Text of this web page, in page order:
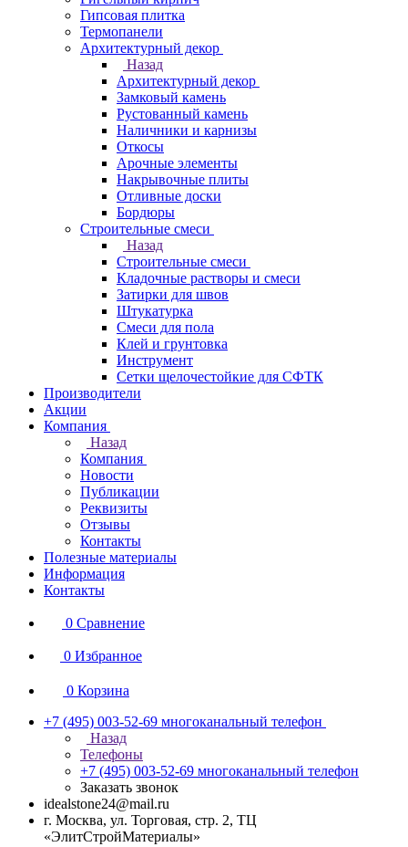
Гипсовая плитка
Термопанели
Архитектурный декор
Назад
Архитектурный декор
Замковый камень
Рустованный камень
Наличники и карнизы
Откосы
Арочные элементы
Накрывочные плиты
Отливные доски
Бордюры
Строительные смеси
Назад
Строительные смеси
Кладочные растворы и смеси
Затирки для швов
Штукатурка
Смеси для пола
Клей и грунтовка
Инструмент
Сетки щелочестойкие для СФТК
Производители
Акции
Компания
Назад
Компания
Новости
Публикации
Реквизиты
Отзывы
Контакты
Полезные материалы
Информация
Контакты
0 Сравнение
0 Избранное
0 Корзина
+7 (495) 003-52-69 многоканальный телефон
Назад
Телефоны
+7 (495) 003-52-69 многоканальный телефон
Заказать звонок
idealstone24@mail.ru
г. Москва, ул. Торговая, стр. 2, ТЦ
«ЭлитСтройМатериалы»